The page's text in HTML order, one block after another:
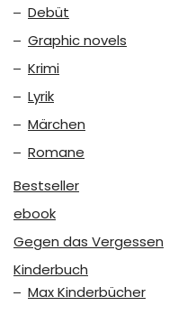
Debüt
Graphic novels
Krimi
Lyrik
Märchen
Romane
Bestseller
ebook
Gegen das Vergessen
Kinderbuch
Max Kinderbücher